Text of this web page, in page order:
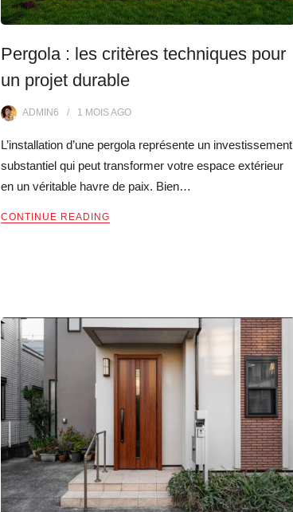
Pergola : les critères techniques pour
un projet durable
ADMIN6 1 MOISAGO
L’installation d’une pergola représente un investissement
substantiel qui peut transformer votre espace extérieur
en un véritable havre de paix. Bien…
CONTINUE READING